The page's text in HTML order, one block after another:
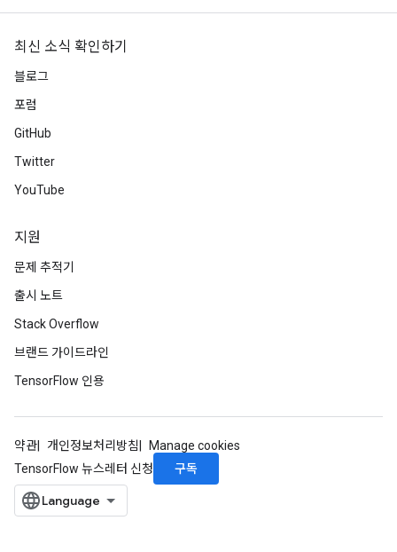
최신 소식 확인하기
블로그
포럼
GitHub
Twitter
YouTube
지원
문제 추적기
출시 노트
Stack Overflow
브랜드 가이드라인
TensorFlow 인용
약관 개인정보처리방침
Manage cookies
TensorFlow 뉴스레터 신청
구독